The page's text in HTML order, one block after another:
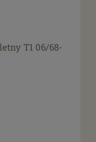
T1 06/68-